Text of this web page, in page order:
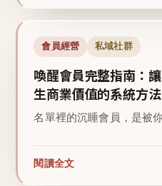
會員經營 私域社群
喚醒會員完整指南：
生商業價值的系統方法
名單裡的沉睡會員，是被
閱讀全文